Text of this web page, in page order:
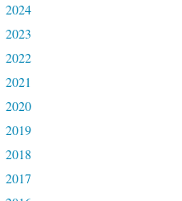
2024
2023
2022
2021
2020
2019
2018
2017